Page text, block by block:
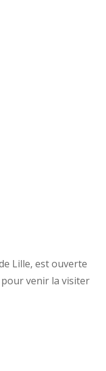
Lille, est ouverte
venir la visiter